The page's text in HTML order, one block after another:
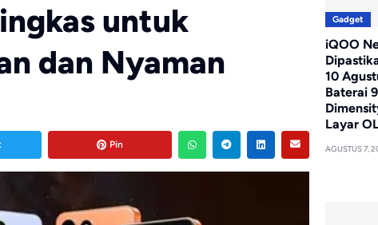
untuk
dan Nyaman
Pin
Gadget
iQOO
10
Baterai
Layar
AGUSTUS 7,